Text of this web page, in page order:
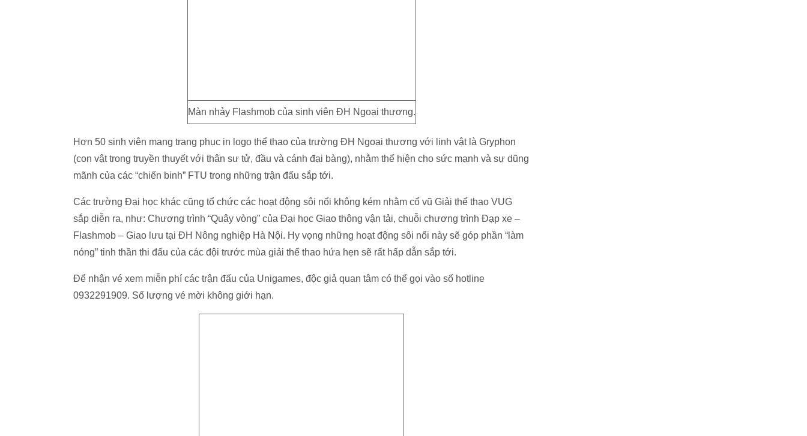
Màn nhảy Flashmob của sinh viên ĐH Ngoại thương.
Hơn 50 sinh viên mang trang phục in logo thể thao của trường ĐH Ngoại thương với linh vật là Gryphon
(con vật trong truyền thuyết với thân sư tử, đầu và cánh đại bàng), nhằm thể hiện cho sức mạnh và sự dũng
mãnh của các “chiến binh” FTU trong những trận đấu sắp tới.
Các trường Đại học khác cũng tổ chức các hoạt động sôi nổi không kém nhằm cổ vũ Giải thể thao VUG
sắp diễn ra, như: Chương trình “Quây vòng” của Đại học Giao thông vận tải, chuỗi chương trình Đạp xe –
Flashmob – Giao lưu tại ĐH Nông nghiệp Hà Nội. Hy vọng những hoạt động sôi nổi này sẽ góp phần “làm
nóng” tinh thần thi đấu của các đội trước mùa giải thể thao hứa hẹn sẽ rất hấp dẫn sắp tới.
Để nhận vé xem miễn phí các trận đấu của Unigames, độc giả quan tâm có thể gọi vào số hotline
0932291909. Số lượng vé mời không giới hạn.